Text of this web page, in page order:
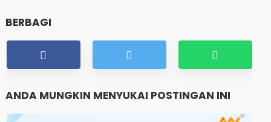
BERBAGI
ANDA MUNGKIN MENYUKAI POSTINGAN INI